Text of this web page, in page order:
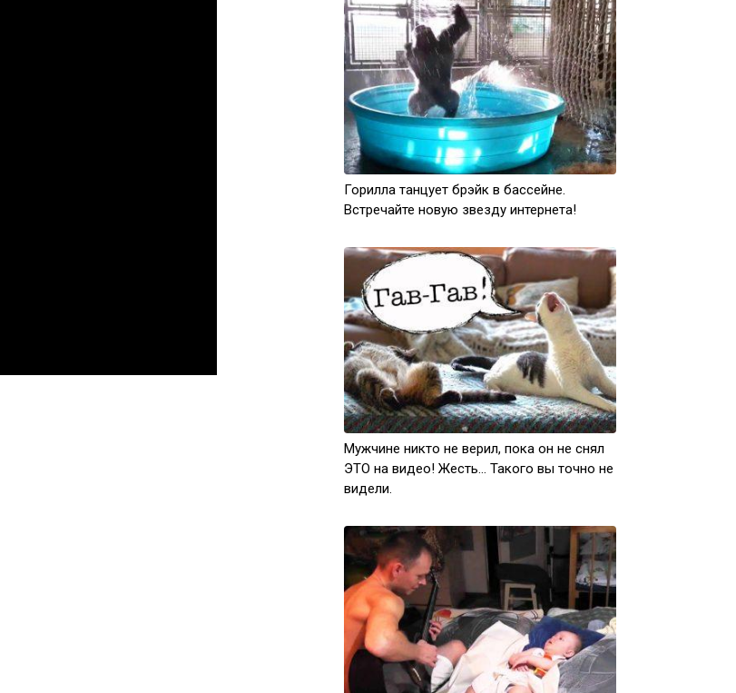
Горилла танцует брэйк в бассейне.
Встречайте новую звезду интернета!
Мужчине никто не верил, пока он не снял
ЭТО на видео! Жесть… Такого вы точно не
видели.